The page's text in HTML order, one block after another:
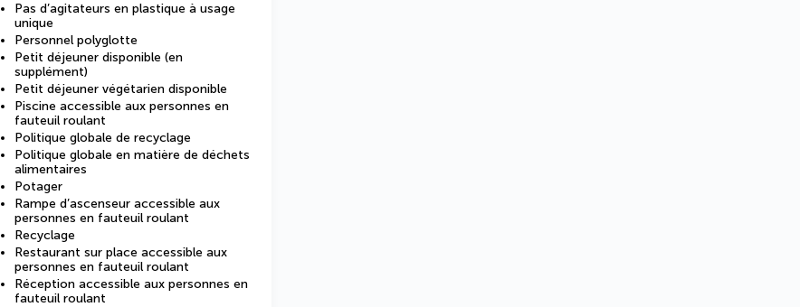
Pas d’agitateurs en plastique à usage
unique
Personnel polyglotte
Petit déjeuner disponible (en
supplément)
Petit déjeuner végétarien disponible
Piscine accessible aux personnes en
fauteuil roulant
Politique globale de recyclage
Politique globale en matière de déchets
alimentaires
Potager
Rampe d’ascenseur accessible aux
personnes en fauteuil roulant
Recyclage
Restaurant sur place accessible aux
personnes en fauteuil roulant
Réception accessible aux personnes en
fauteuil roulant